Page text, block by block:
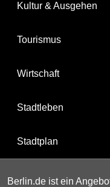
Kultur & Ausgehen
Tourismus
Wirtschaft
Stadtleben
Stadtplan
Berlin.de ist ein